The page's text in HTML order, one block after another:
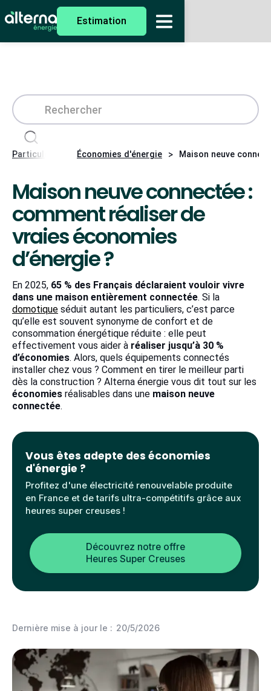
Estimation
Particuliers Économies d'énergie > Maison neuve
Maison neuve connectée :
comment réaliser de
vraies économies
d’énergie ?
En 2025, 65 % des Français déclaraient vouloir vivre
dans une maison entièrement connectée. Si la
domotique séduit autant les particuliers, c’est parce
qu’elle est souvent synonyme de confort et de
consommation énergétique réduite : elle peut
effectivement vous aider à réaliser jusqu’à 30 %
d’économies. Alors, quels équipements connectés
installer chez vous ? Comment en tirer le meilleur parti
dès la construction ? Alterna énergie vous dit tout sur les
économies réalisables dans une maison neuve
connectée.
Vous êtes adepte des économies
d'énergie ?
Profitez d'une électricité renouvelable produite
en France et de tarifs ultra-compétitifs grâce aux
heures super creuses !
Découvrez notre offre
Heures Super Creuses
Dernière mise à jour le : 20/5/2026